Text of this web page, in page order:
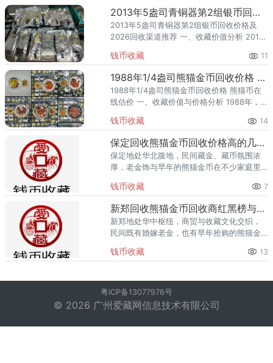
2013年5盎司青铜器第2组银币回收价格及2026回收渠道推荐
2013年5盎司青铜器第2组银币回收价格及
2026回收渠道推荐 一、收藏价值分析 2013
银币（第2组），隶属贵金属纪念币。该品种
为银币、规
钱币收藏 11
1988年1/4盎司熊猫金币回收价格 熊猫币在线估价
1988年1/4盎司熊猫金币回收价格 熊猫币在
线估价 一、收藏价值与价格分析 1988年，中
猫投资纪念题材。该品种为金币、规格 1/4盎
司
钱币收藏 14
保定回收熊猫金币回收价格高的几家推荐
保定地处华北腹地，民间藏金、藏币氛围浓
厚，老金饰与早年的熊猫金币在不少家庭里
闲置熊猫金币变现，却担心只按克重计价的
金店抹掉收藏溢价。熊猫金币不
钱币收藏 7
新郑回收熊猫金币回收商红黑榜与建议
新郑地处华中枢纽，商贸与收藏文化交织，
民间既有婚嫁老金，也有早年抢购的熊猫金
询熊猫金币回收的明显增多，但普遍困惑
钱币收藏 13
粤ICP备13077976号
© 2026 广州爱藏网信息技术有限公司